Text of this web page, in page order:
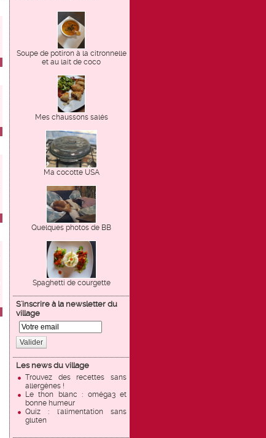
Soupe de potiron à la citronnelle
et au lait de coco
Mes chaussons salés
Ma cocotte USA
Quelques photos de BB
Spaghetti de courgette
S'inscrire à la newsletter du
village
Valider
Les news du village
Trouvez des recettes sans
allergènes !
Le thon blanc : oméga3 et
bonne humeur
Quiz : l'alimentation sans
gluten